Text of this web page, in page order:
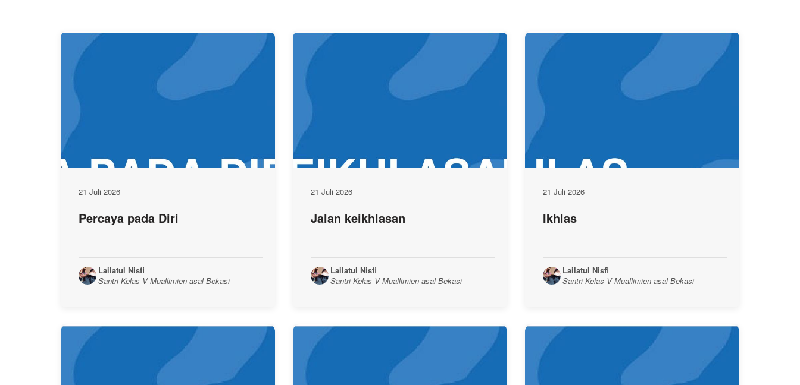
21 Juli 2026
Percaya pada Diri
Lailatul Nisfi
Santri Kelas V Muallimien asal Bekasi
21 Juli 2026
Jalan keikhlasan
Lailatul Nisfi
Santri Kelas V Muallimien asal Bekasi
21 Juli 2026
Ikhlas
Lailatul Nisfi
Santri Kelas V Muallimien asal Bekasi